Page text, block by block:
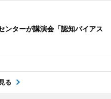
ンターが講演会「認知バイアス
る